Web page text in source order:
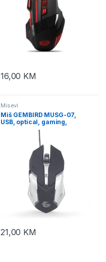
16,00 KM
Misevi
Miš GEMBIRD MUSG-07,
USB, optical, gaming,
programmable, 6-button,
full ergonomic, RGB, 3200
21,00 KM